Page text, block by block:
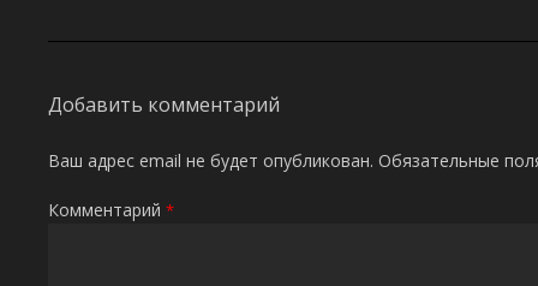
Добавить комментарий
Ваш адрес email не будет опубликован. Обязательные
Комментарий *